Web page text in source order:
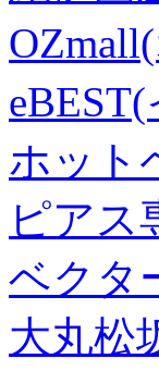
ホット
ピアス
ベクタ
大丸松